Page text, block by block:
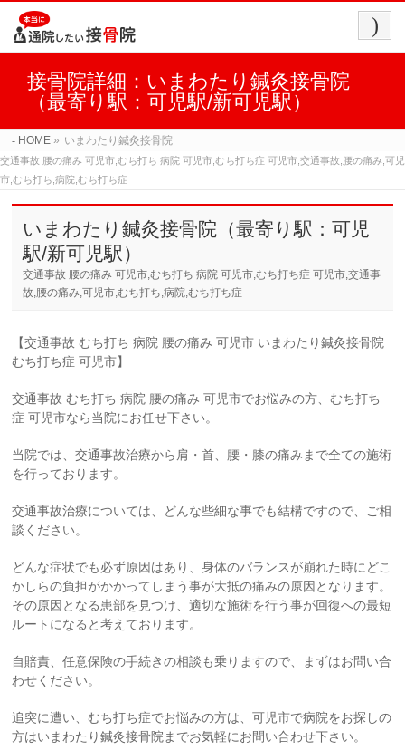
接骨院詳細：いまわたり鍼灸接骨院
（最寄り駅：可児駅/新可児駅）
HOME » いまわたり鍼灸接骨院
交通事故 腰の痛み 可児市,むち打ち 病院 可児市,むち打ち症 可児市,交通事故,腰の痛み,可児
市,むち打ち,病院,むち打ち症
いまわたり鍼灸接骨院（最寄り駅：可児
駅/新可児駅）
交通事故 腰の痛み 可児市,むち打ち 病院 可児市,むち打ち症 可児市,交通事
故,腰の痛み,可児市,むち打ち,病院,むち打ち症
【交通事故 むち打ち 病院 腰の痛み 可児市 いまわたり鍼灸接骨院
むち打ち症 可児市】
交通事故 むち打ち 病院 腰の痛み 可児市でお悩みの方、むち打ち
症 可児市なら当院にお任せ下さい。
当院では、交通事故治療から肩・首、腰・膝の痛みまで全ての施術
を行っております。
交通事故治療については、どんな些細な事でも結構ですので、ご相
談ください。
どんな症状でも必ず原因はあり、身体のバランスが崩れた時にどこ
かしらの負担がかかってしまう事が大抵の痛みの原因となります。
その原因となる患部を見つけ、適切な施術を行う事が回復への最短
ルートになると考えております。
自賠責、任意保険の手続きの相談も乗りますので、まずはお問い合
わせください。
追突に遭い、むち打ち症でお悩みの方は、可児市で病院をお探しの
方はいまわたり鍼灸接骨院までお気軽にお問い合わせ下さい。